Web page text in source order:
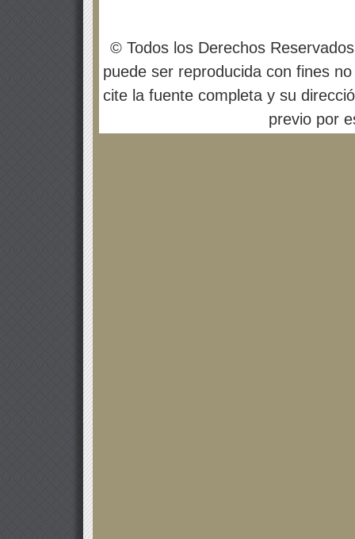
© Todos los Derechos
puede ser reproducida con fines
cite la fuente completa y su
previo por